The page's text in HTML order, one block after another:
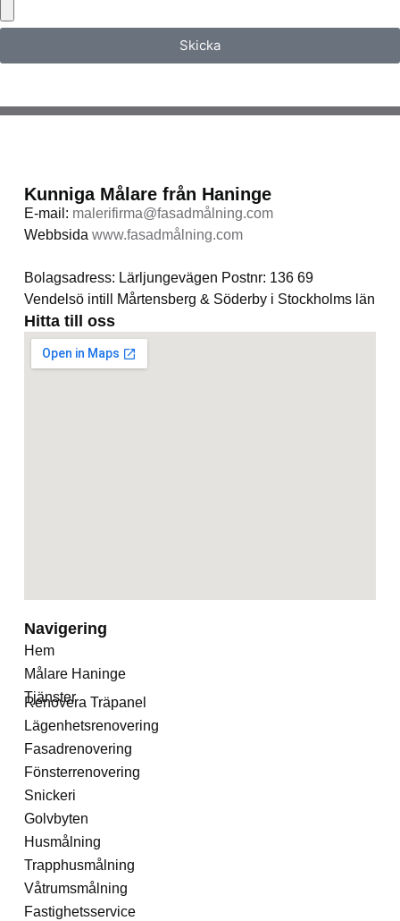
Skicka
Kunniga Målare från Haninge
E-mail: malerifirma@fasadmålning.com
Webbsida www.fasadmålning.com
Bolagsadress: Lärljungevägen Postnr: 136 69
Vendelsö intill Mårtensberg & Söderby i Stockholms län
Hitta till oss
Navigering
Hem
Målare Haninge
Tjänster
Renovera Träpanel
Lägenhetsrenovering
Fasadrenovering
Fönsterrenovering
Snickeri
Golvbyten
Husmålning
Trapphusmålning
Våtrumsmålning
Fastighetsservice